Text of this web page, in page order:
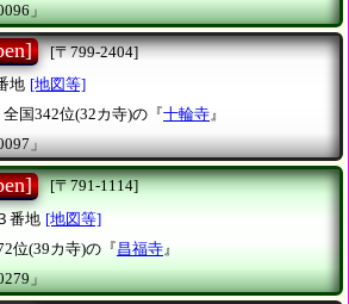
」
[〒799-2404]
地 [地図等]
全国342位(32カ寺)の『十輪寺』
」
[〒791-1114]
番地 [地図等]
位(39カ寺)の『昌福寺 』
」